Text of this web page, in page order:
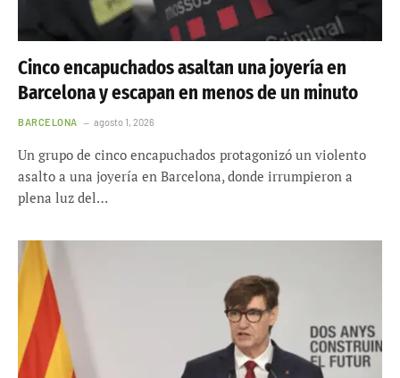
Cinco encapuchados asaltan una joyería en
Barcelona y escapan en menos de un minuto
BARCELONA agosto 1, 2026
Un grupo de cinco encapuchados protagonizó un violento
asalto a una joyería en Barcelona, donde irrumpieron a
plena luz del…